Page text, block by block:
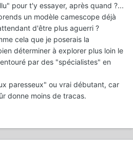
pour t'y essayer, après quand ?...
un modèle camescope déjà
d'être plus aguerri ?
cela que je poserais la
déterminer à explorer plus loin le
par des "spécialistes" en
paresseux" ou vrai débutant, car
donne moins de tracas.